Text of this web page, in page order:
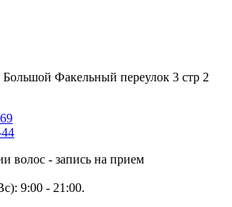
Большой Факельный переулок 3 стр 2
9:00 - 21:00.